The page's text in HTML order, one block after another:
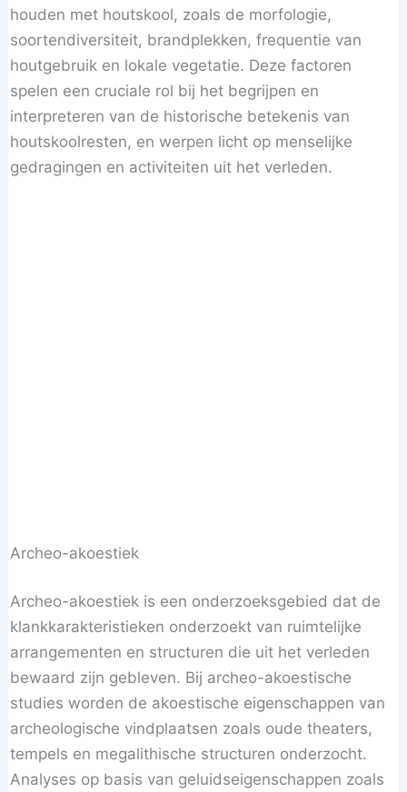
houden met houtskool, zoals de morfologie,
soortendiversiteit, brandplekken, frequentie van
houtgebruik en lokale vegetatie. Deze factoren
spelen een cruciale rol bij het begrijpen en
interpreteren van de historische betekenis van
houtskoolresten, en werpen licht op menselijke
gedragingen en activiteiten uit het verleden.
Archeo-akoestiek
Archeo-akoestiek is een onderzoeksgebied dat de
klankkarakteristieken onderzoekt van ruimtelijke
arrangementen en structuren die uit het verleden
bewaard zijn gebleven. Bij archeo-akoestische
studies worden de akoestische eigenschappen van
archeologische vindplaatsen zoals oude theaters,
tempels en megalithische structuren onderzocht.
Analyses op basis van geluidseigenschappen zoals